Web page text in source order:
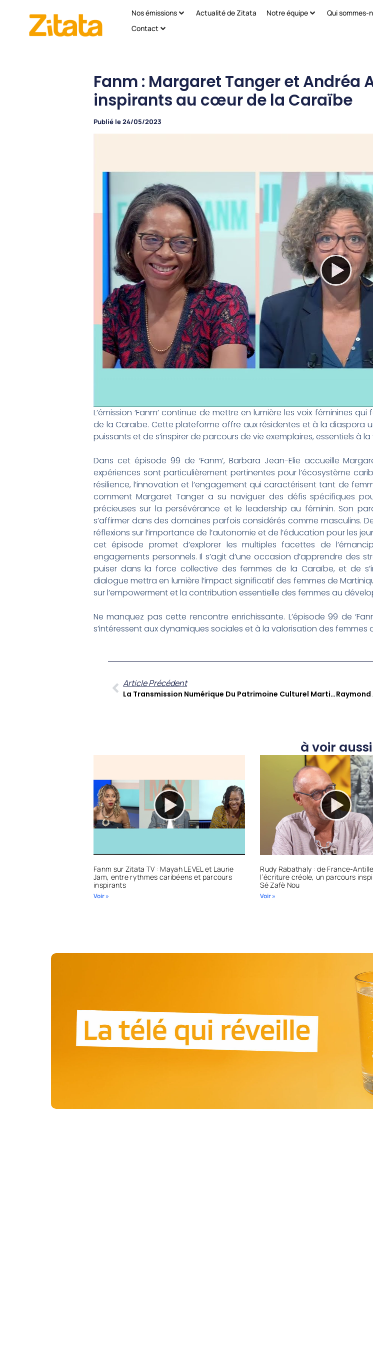
Nos émissions Actualité de Zitata Notre équipe
Qui sommes-
Contact
Fanm : Margaret Tanger et Andréa
inspirants au cœur de la Caraïbe
Publié le24/05/2023
L’émission ‘Fanm’ continue de mettre en lumière les voix féminines
de la Caraïbe. Cette plateforme offre aux résidentes et à la diaspora
puissants et de s’inspirer de parcours de vie exemplaires, essentiels à
Dans cet épisode 99 de ‘Fanm’, Barbara Jean-Elie accueille
expériences sont particulièrement pertinentes pour l’écosystème
résilience, l’innovation et l’engagement qui caractérisent tant de
comment Margaret Tanger a su naviguer des défis spécifiques
précieuses sur la persévérance et le leadership au féminin. Son
s’affirmer dans des domaines parfois considérés comme masculins.
réflexions sur l’importance de l’autonomie et de l’éducation pour les
cet épisode promet d’explorer les multiples facettes de
engagements personnels. Il s’agit d’une occasion d’apprendre des
puiser dans la force collective des femmes de la Caraïbe, et de
dialogue mettra en lumière l’impact significatif des femmes de
sur l’empowerment et la contribution essentielle des femmes au
Ne manquez pas cette rencontre enrichissante. L’épisode 99 de
s’intéressent aux dynamiques sociales et à la valorisation des
Article Précédent
La Transmission Numérique Du Patrimoine Culturel Martiniquais : Une Discussion Essentielle Avec Sabine Andrivon-Milton Et Yannis Rosamond
à voir aussi
Fanm sur Zitata TV : Mayah LEVEL et Laurie
Jam, entre rythmes caribéens et parcours
inspirants
Voir »
Rudy Rabathaly : de France-
l’écriture créole, un parcours
Sé Zafè Nou
Voir »